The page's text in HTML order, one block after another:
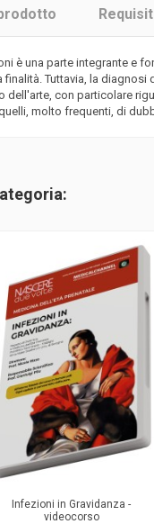
è una parte integrante e
Tuttavia, la
con particolare
molto frequenti, di
Infezioni in Gravidanza -
videocorso